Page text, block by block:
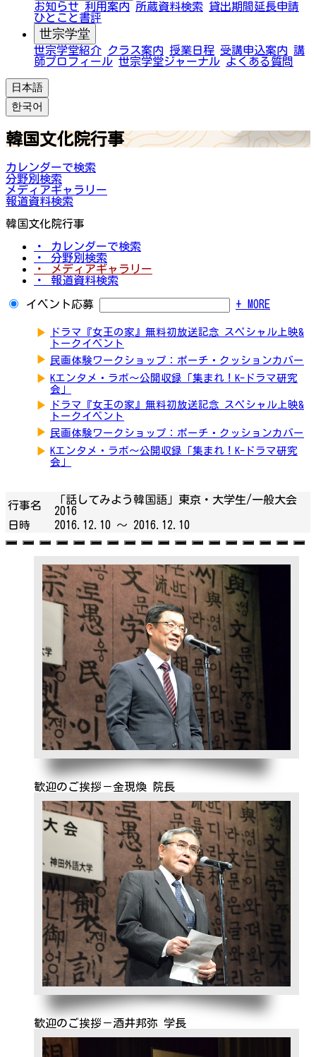
お知らせ 利用案内 所蔵資料検索
貸出期間延長申請
ひとこと書評
世宗学堂
世宗学堂紹介 クラス案内 授業日程 受講申込案内 講
師プロフィール 世宗学堂ジャーナル よくある質問
日本語
한국어
韓国文化院行事
カレンダーで検索
分野別検索
メディアギャラリー
報道資料検索
韓国文化院行事
・ カレンダーで検索
・ 分野別検索
・ メディアギャラリー
・ 報道資料検索
イベント応募 + MORE
▶
ドラマ『女王の家』無料初放送記念 スペシャル上映&
トークイベント
▶ 民画体験ワークショップ：ポーチ・クッションカバー
▶ Kエンタメ・ラボ～公開収録「集まれ！K-ドラマ研究
会」
▶
ドラマ『女王の家』無料初放送記念 スペシャル上映&
トークイベント
▶ 民画体験ワークショップ：ポーチ・クッションカバー
▶ Kエンタメ・ラボ～公開収録「集まれ！K-ドラマ研究
会」
行事名
「話してみよう韓国語」東京・大学生/一般大会
2016
日時
2016.12.10 ～ 2016.12.10
歓迎のご挨拶－金現煥 院長
歓迎のご挨拶－酒井邦弥 学長